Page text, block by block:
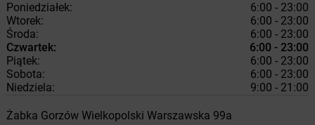
Poniedziałek:
6:00 - 23:00
Wtorek:
6:00 - 23:00
Środa:
6:00 - 23:00
Czwartek:
6:00 - 23:00
Piątek:
6:00 - 23:00
Sobota:
6:00 - 23:00
Niedziela:
9:00 - 21:00
Żabka Gorzów Wielkopolski Warszawska 99a